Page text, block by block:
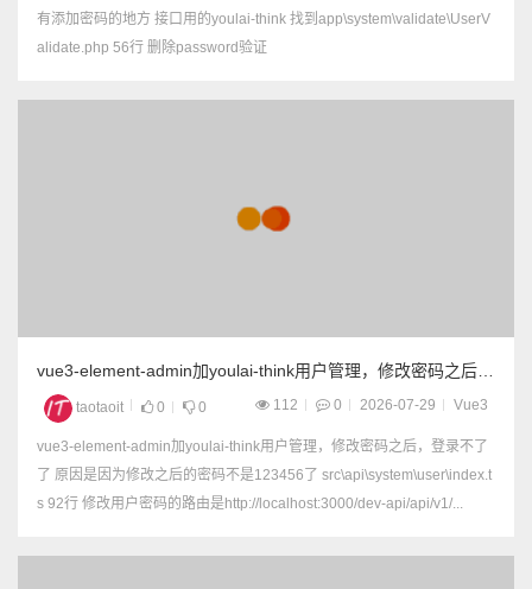
有添加密码的地方 接口用的youlai-think 找到app\system\validate\UserV
alidate.php 56行 删除password验证
vue3-element-admin加youlai-think用户管理，修改密码之后，
登录不了了
taotaoit 0 0 112 0 2026-07-29 Vue3
vue3-element-admin加youlai-think用户管理，修改密码之后，登录不了
了 原因是因为修改之后的密码不是123456了 src\api\system\user\index.t
s 92行 修改用户密码的路由是http://localhost:3000/dev-api/api/v1/...